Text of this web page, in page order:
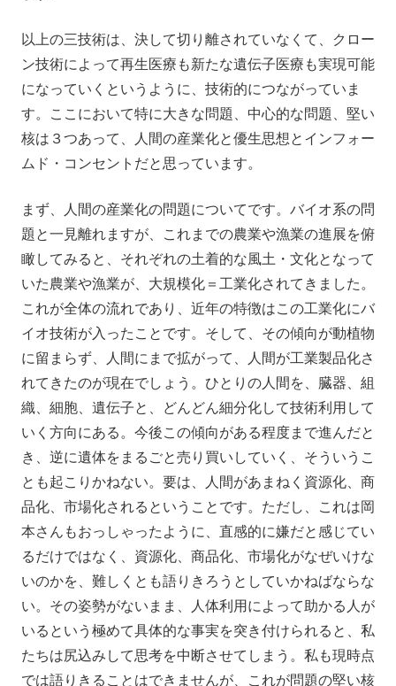
以上の三技術は、決して切り離されていなくて、クロー
ン技術によって再生医療も新たな遺伝子医療も実現可能
になっていくというように、技術的につながっていま
す。ここにおいて特に大きな問題、中心的な問題、堅い
核は３つあって、人間の産業化と優生思想とインフォー
ムド・コンセントだと思っています。
まず、人間の産業化の問題についてです。バイオ系の問
題と一見離れますが、これまでの農業や漁業の進展を俯
瞰してみると、それぞれの土着的な風土・文化となって
いた農業や漁業が、大規模化＝工業化されてきました。
これが全体の流れであり、近年の特徴はこの工業化にバ
イオ技術が入ったことです。そして、その傾向が動植物
に留まらず、人間にまで拡がって、人間が工業製品化さ
れてきたのが現在でしょう。ひとりの人間を、臓器、組
織、細胞、遺伝子と、どんどん細分化して技術利用して
いく方向にある。今後この傾向がある程度まで進んだと
き、逆に遺体をまるごと売り買いしていく、そういうこ
とも起こりかねない。要は、人間があまねく資源化、商
品化、市場化されるということです。ただし、これは岡
本さんもおっしゃったように、直感的に嫌だと感じてい
るだけではなく、資源化、商品化、市場化がなぜいけな
いのかを、難しくとも語りきろうとしていかねばならな
い。その姿勢がないまま、人体利用によって助かる人が
いるという極めて具体的な事実を突き付けられると、私
たちは尻込みして思考を中断させてしまう。私も現時点
では語りきることはできませんが、これが問題の堅い核